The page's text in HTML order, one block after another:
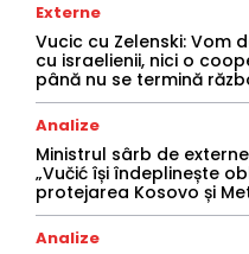
Externe
Vucic cu Zelenski: Vom
cu israelienii, nici o
până nu se termină
Analize
Ministrul sârb de
„Vučić își îndeplinește
protejarea Kosovo și
Analize